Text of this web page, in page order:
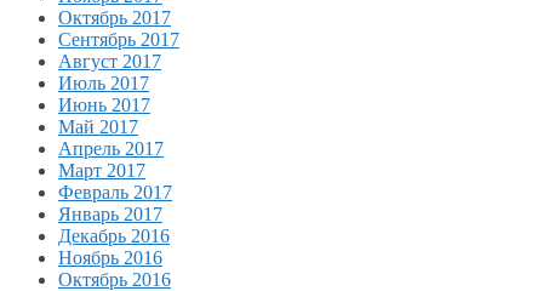
Октябрь 2017
Сентябрь 2017
Август 2017
Июль 2017
Июнь 2017
Май 2017
Апрель 2017
Март 2017
Февраль 2017
Январь 2017
Декабрь 2016
Ноябрь 2016
Октябрь 2016